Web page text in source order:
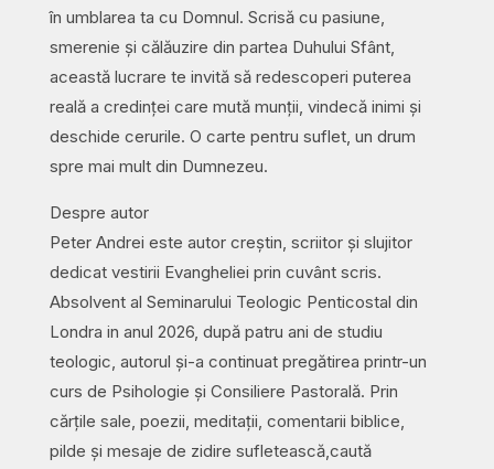
în umblarea ta cu Domnul. Scrisă cu pasiune,
smerenie și călăuzire din partea Duhului Sfânt,
această lucrare te invită să redescoperi puterea
reală a credinței care mută munții, vindecă inimi și
deschide cerurile. O carte pentru suflet, un drum
spre mai mult din Dumnezeu.
Despre autor
Peter Andrei este autor creștin, scriitor și slujitor
dedicat vestirii Evangheliei prin cuvânt scris.
Absolvent al Seminarului Teologic Penticostal din
Londra in anul 2026, după patru ani de studiu
teologic, autorul și-a continuat pregătirea printr-un
curs de Psihologie și Consiliere Pastorală. Prin
cărțile sale, poezii, meditații, comentarii biblice,
pilde și mesaje de zidire sufletească,caută